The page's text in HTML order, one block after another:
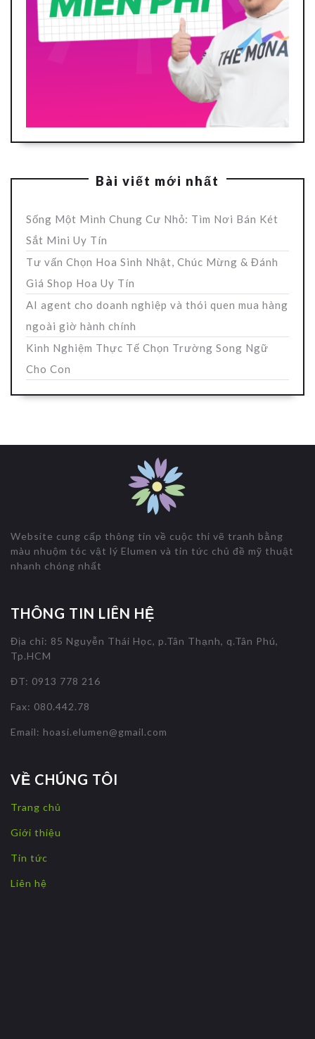
Bài viết mới nhất
Sống Một Mình Chung Cư Nhỏ: Tìm Nơi Bán Két
Sắt Mini Uy Tín
Tư vấn Chọn Hoa Sinh Nhật, Chúc Mừng & Đánh
Giá Shop Hoa Uy Tín
AI agent cho doanh nghiệp và thói quen mua hàng
ngoài giờ hành chính
Kinh Nghiệm Thực Tế Chọn Trường Song Ngữ
Cho Con
Website cung cấp thông tin về cuộc thi vẽ tranh bằng
màu nhuộm tóc vật lý Elumen và tin tức chủ đề mỹ thuật
nhanh chóng nhất
THÔNG TIN LIÊN HỆ
Địa chỉ: 85 Nguyễn Thái Học, p.Tân Thạnh, q.Tân Phú,
Tp.HCM
ĐT: 0913 778 216
Fax: 080.442.78
Email: hoasi.elumen@gmail.com
VỀ CHÚNG TÔI
Trang chủ
Giới thiệu
Tin tức
Liên hệ